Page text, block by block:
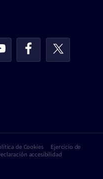
de Cookies
Ejercicio de
accesibilidad